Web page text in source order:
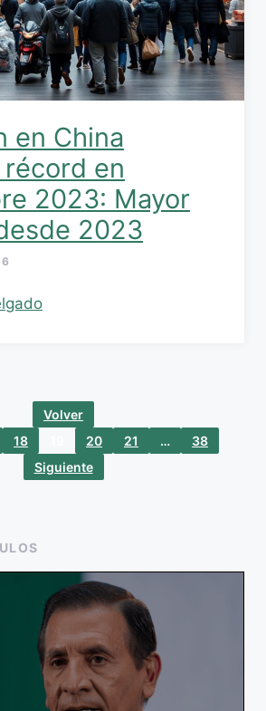
en China
en
2023: Mayor
2023
Volver
18 20 21 …
38
Siguiente